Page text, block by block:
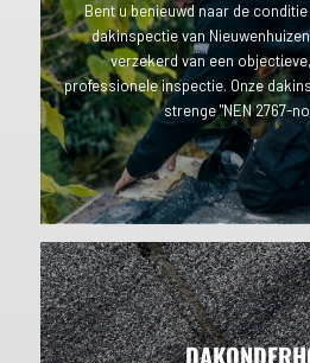
Bent u benieuwd naar de conditie
dakinspectie van
verzekerd van een
professionele inspectie. Onze
strenge "NEN 2767-